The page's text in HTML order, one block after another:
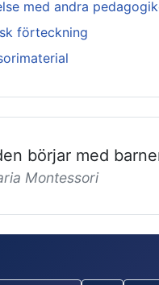
med andra
förteckning
börjar med
Montessori